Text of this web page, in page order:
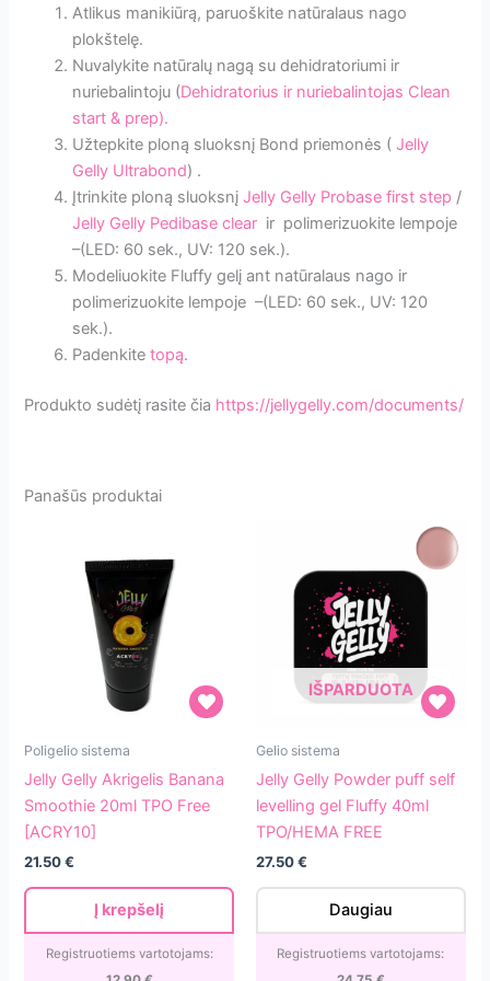
Atlikus manikiūrą, paruoškite natūralaus nago
plokštelę.
Nuvalykite natūralų nagą su dehidratoriumi ir
nuriebalintoju (Dehidratorius ir nuriebalintojas Clean
start & prep).
Užtepkite ploną sluoksnį Bond priemonės (Jelly
Gelly Ultrabond) .
Įtrinkite ploną sluoksnįJelly Gelly Probase first step /
Jelly Gelly Pedibase clear ir polimerizuokite lempoje
–(LED: 60 sek., UV: 120 sek.).
Modeliuokite Fluffy gelį ant natūralaus nago ir
polimerizuokite lempoje –(LED: 60 sek., UV: 120
sek.).
Padenkitetopą.
Produkto sudėtį rasite čia https://jellygelly.com/documents/
Panašūs produktai
Jelly
Akrigelis
Banana
20ml
TPO
[ACRY10]
Poligelio sistema
Jelly Gelly Akrigelis Banana
Smoothie 20ml TPO Free
[ACRY10]
21.50€
Į krepšelį
Registruotiems vartotojams:
Jelly
Powder
levelling
40ml
IŠPARDUOTA
Gelio sistema
Jelly Gelly Powder puff self
levelling gel Fluffy 40ml
TPO/HEMA FREE
27.50€
Daugiau
Registruotiems vartotojams: